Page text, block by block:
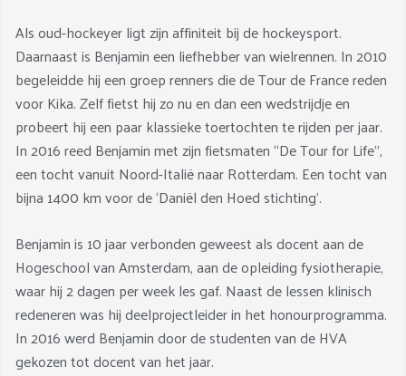
Als oud-hockeyer ligt zijn affiniteit bij de hockeysport.
Daarnaast is Benjamin een liefhebber van wielrennen. In 2010
begeleidde hij een groep renners die de Tour de France reden
voor Kika. Zelf fietst hij zo nu en dan een wedstrijdje en
probeert hij een paar klassieke toertochten te rijden per jaar.
In 2016 reed Benjamin met zijn fietsmaten “De Tour for Life”,
een tocht vanuit Noord-Italië naar Rotterdam. Een tocht van
bijna 1400 km voor de ‘Daniël den Hoed stichting’.
Benjamin is 10 jaar verbonden geweest als docent aan de
Hogeschool van Amsterdam, aan de opleiding fysiotherapie,
waar hij 2 dagen per week les gaf. Naast de lessen klinisch
redeneren was hij deelprojectleider in het honourprogramma.
In 2016 werd Benjamin door de studenten van de HVA
gekozen tot docent van het jaar.